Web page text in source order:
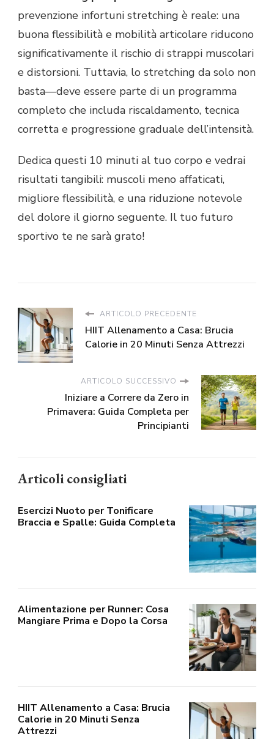
prevenzione infortuni stretching è reale: una
buona flessibilità e mobilità articolare riducono
significativamente il rischio di strappi muscolari
e distorsioni. Tuttavia, lo stretching da solo non
basta—deve essere parte di un programma
completo che includa riscaldamento, tecnica
corretta e progressione graduale dell’intensità.
Dedica questi 10 minuti al tuo corpo e vedrai
risultati tangibili: muscoli meno affaticati,
migliore flessibilità, e una riduzione notevole
del dolore il giorno seguente. Il tuo futuro
sportivo te ne sarà grato!
ARTICOLO PRECEDENTE
HIIT Allenamento a Casa: Brucia
Calorie in 20 Minuti Senza Attrezzi
ARTICOLO SUCCESSIVO
Iniziare a Correre da Zero in
Primavera: Guida Completa per
Principianti
Articoli consigliati
Esercizi Nuoto per Tonificare
Braccia e Spalle: Guida Completa
Alimentazione per Runner: Cosa
Mangiare Prima e Dopo la Corsa
HIIT Allenamento a Casa: Brucia
Calorie in 20 Minuti Senza
Attrezzi